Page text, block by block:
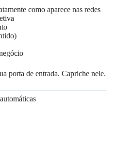
como aparece nas redes
porta de entrada. Capriche nele.